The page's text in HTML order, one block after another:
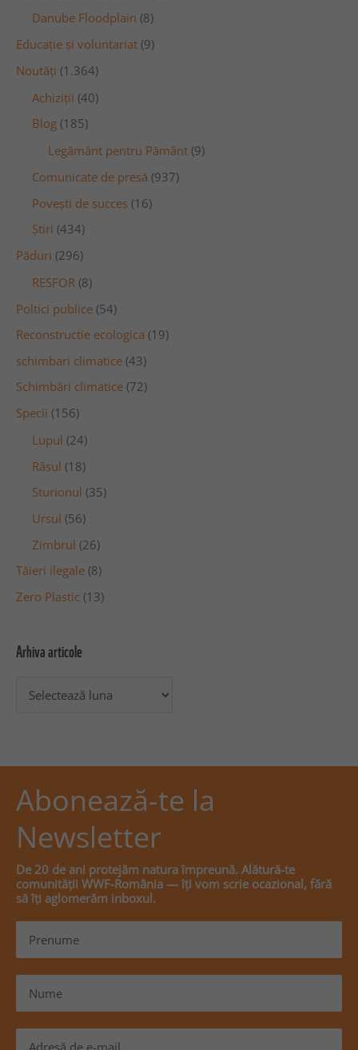
Danube Floodplain (8)
Educaţie și voluntariat (9)
Noutăţi (1.364)
Achiziţii (40)
Blog (185)
Legământ pentru Pământ (9)
Comunicate de presă (937)
Povești de succes (16)
Știri (434)
Păduri (296)
RESFOR (8)
Poltici publice (54)
Reconstructie ecologica (19)
schimbari climatice (43)
Schimbări climatice (72)
Specii (156)
Lupul (24)
Râsul (18)
Sturionul (35)
Ursul (56)
Zimbrul (26)
Tăieri ilegale (8)
Zero Plastic (13)
Arhiva articole
Abonează-te la
Newsletter
De 20 de ani protejăm natura împreună. Alătură-te
comunității WWF-România — îți vom scrie ocazional, fără
să îți aglomerăm inboxul.